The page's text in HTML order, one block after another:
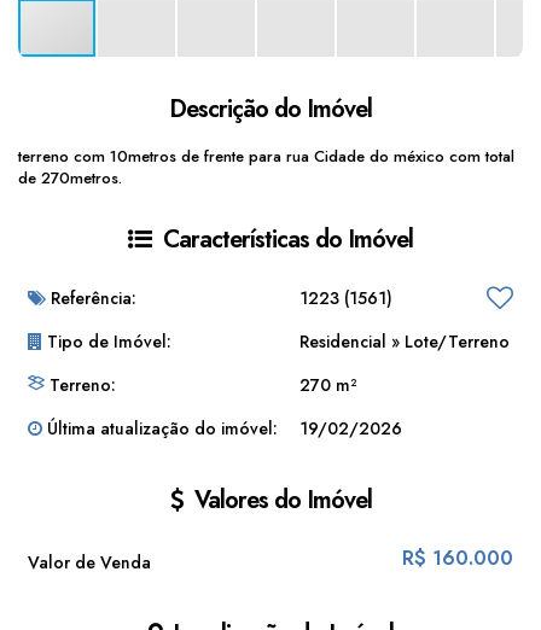
Descrição do Imóvel
terreno com 10metros de frente para rua Cidade do méxico com total
de 270metros.
Características do Imóvel
Referência: 1223 (1561)
Tipo de Imóvel:
Residencial » Lote/Terreno
Terreno:
270 m²
Última atualização do imóvel:
19/02/2026
Valores do Imóvel
R$ 160.000
Valor de Venda